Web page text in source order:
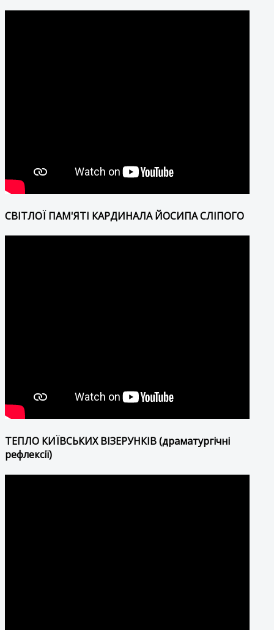
СВІТЛОЇ ПАМ'ЯТІ КАРДИНАЛА ЙОСИПА СЛІПОГО
ТЕПЛО КИЇВСЬКИХ ВІЗЕРУНКІВ (драматургічні
рефлексії)